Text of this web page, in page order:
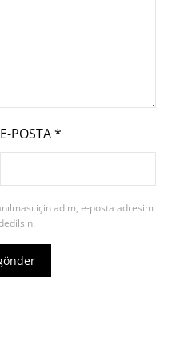
E-POSTA*
için adım, e-posta adresim